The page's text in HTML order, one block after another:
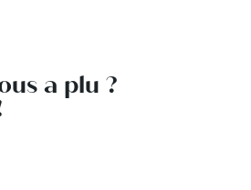
a plu ?